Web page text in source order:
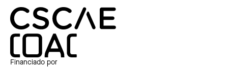
Financiado por